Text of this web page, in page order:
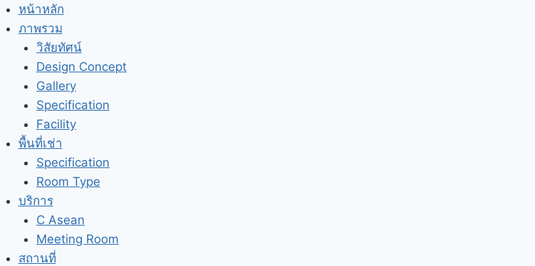
Skip
to
content
หน้าหลัก
ภาพรวม
วิสัยทัศน์
Design Concept
Gallery
Specification
Facility
พื้นที่เช่า
Specification
Room Type
บริการ
C Asean
Meeting Room
สถานที่